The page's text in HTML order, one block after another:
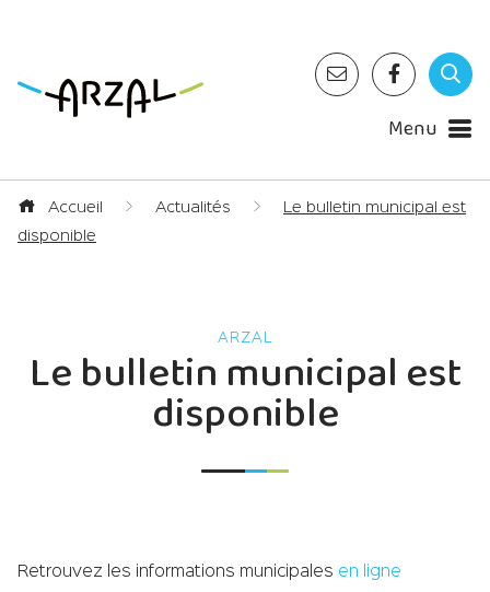
Menu
Accueil Actualités
Le bulletin municipal est
disponible
Le bulletin municipal est
disponible
Retrouvez les informations municipales en ligne